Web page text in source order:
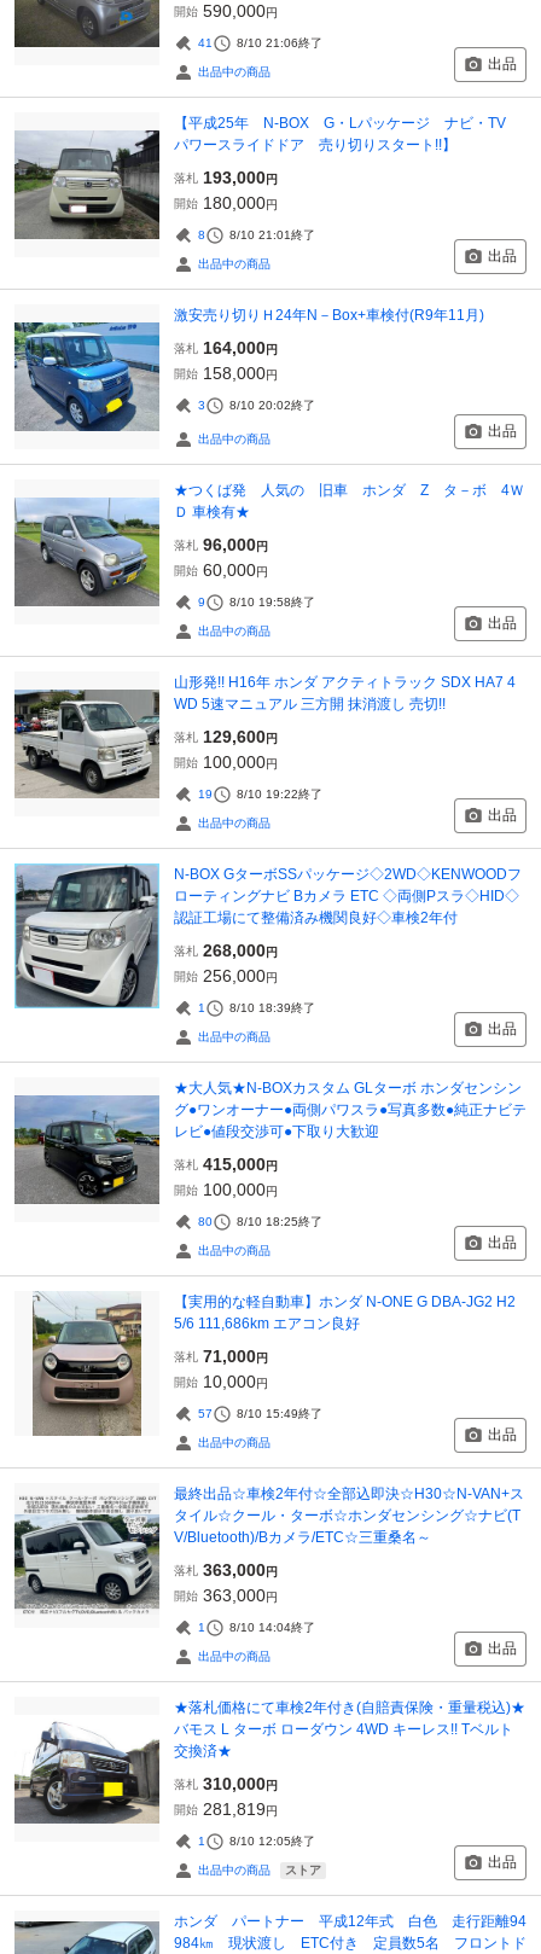
開始 590,000円
41 8/10 21:06終了
出品中の商品 出品
【平成25年 N-BOX G・Lパッケージ ナビ・TV
パワースライドドア 売り切りスタート!!】
落札 193,000円
開始 180,000円
8 8/10 21:01終了
出品中の商品 出品
激安売り切りＨ24年N－Box+車検付(R9年11月)
落札 164,000円
開始 158,000円
3 8/10 20:02終了
出品中の商品 出品
★つくば発 人気の 旧車 ホンダ Z タ－ボ 4Ｗ
Ｄ 車検有★
落札 96,000円
開始 60,000円
9 8/10 19:58終了
出品中の商品 出品
山形発!! H16年 ホンダ アクティトラック SDX HA7 4
WD 5速マニュアル 三方開 抹消渡し 売切!!
落札 129,600円
開始 100,000円
19 8/10 19:22終了
出品中の商品 出品
N-BOX GターボSSパッケージ◇2WD◇KENWOODフ
ローティングナビ Bカメラ ETC ◇両側Pスラ◇HID◇
認証工場にて整備済み機関良好◇車検2年付
落札 268,000円
開始 256,000円
1 8/10 18:39終了
出品中の商品 出品
★大人気★N-BOXカスタム GLターボ ホンダセンシン
グ●ワンオーナー●両側パワスラ●写真多数●純正ナビテ
レビ●値段交渉可●下取り大歓迎
落札 415,000円
開始 100,000円
80 8/10 18:25終了
出品中の商品 出品
【実用的な軽自動車】ホンダ N-ONE G DBA-JG2 H2
5/6 111,686km エアコン良好
落札 71,000円
開始 10,000円
57 8/10 15:49終了
出品中の商品 出品
最終出品☆車検2年付☆全部込即決☆H30☆N-VAN+ス
タイル☆クール・ターボ☆ホンダセンシング☆ナビ(T
V/Bluetooth)/Bカメラ/ETC☆三重桑名～
落札 363,000円
開始 363,000円
1 8/10 14:04終了
出品中の商品 出品
★落札価格にて車検2年付き(自賠責保険・重量税込)★
バモス L ターボ ローダウン 4WD キーレス!! Tベルト
交換済★
落札 310,000円
開始 281,819円
1 8/10 12:05終了
出品中の商品 ストア 出品
ホンダ パートナー 平成12年式 白色 走行距離94
984㎞ 現状渡し ETC付き 定員数5名 フロントド